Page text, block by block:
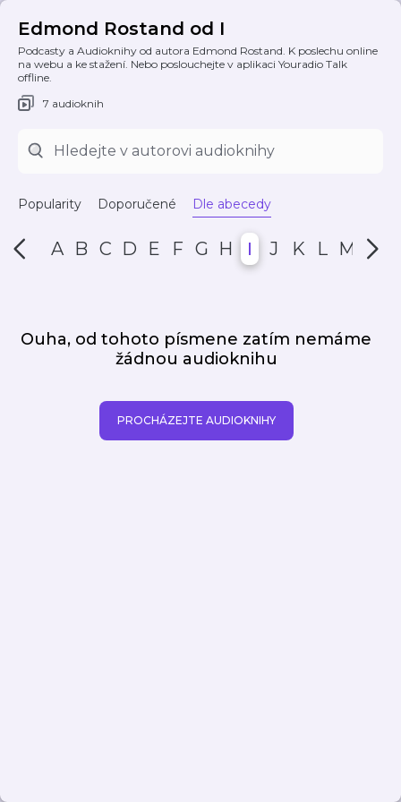
Edmond Rostand od I
Podcasty a Audioknihy od autora Edmond Rostand. K poslechu online
na webu a ke stažení. Nebo poslouchejte v aplikaci Youradio Talk
offline.
7 audioknih
Popularity Doporučené Dle abecedy
A B C D E F G H I J K L M N
Ouha, od tohoto písmene zatím nemáme
žádnou audioknihu
PROCHÁZEJTE AUDIOKNIHY